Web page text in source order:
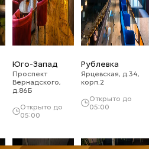
Юго-Запад
Проспект
Вернадского,
д.86Б
Открыто до
05:00
Рублевка
Ярцевская, д.34,
корп.2
Открыто до
05:00